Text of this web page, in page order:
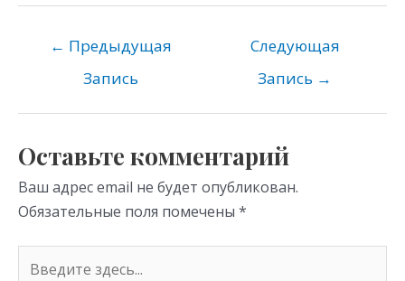
o
kl
as
ni
ki
gr
a
m p
← Предыдущая
Запись
Следующая
Запись →
Оставьте комментарий
Ваш адрес email не будет опубликован.
Обязательные поля помечены *